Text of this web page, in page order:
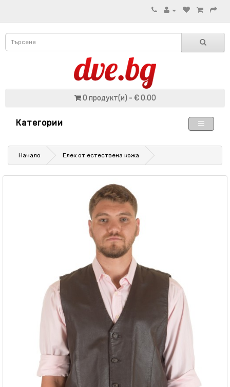
0 продукт(и) - € 0.00
Категории
Начало Елек от естествена кожа